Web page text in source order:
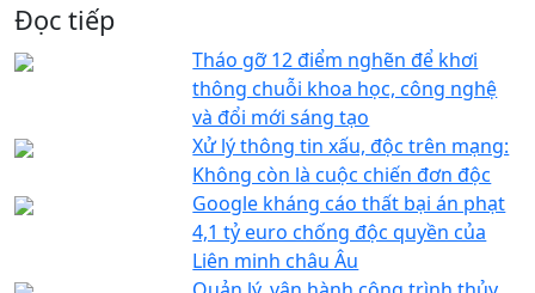
Đọc tiếp
Tháo gỡ 12 điểm nghẽn để khơi
thông chuỗi khoa học, công nghệ
và đổi mới sáng tạo
Xử lý thông tin xấu, độc trên mạng:
Không còn là cuộc chiến đơn độc
Google kháng cáo thất bại án phạt
4,1 tỷ euro chống độc quyền của
Liên minh châu Âu